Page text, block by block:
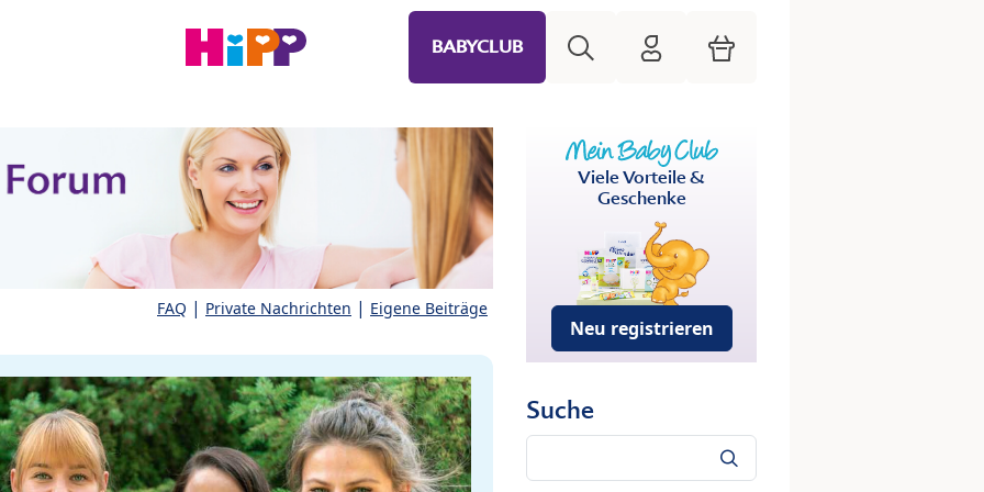
BABYCLUB HiPP Mein Babyclub
Warenkorb
FAQ | Private Nachrichten | Eigene Beiträge
Viele Vorteile &
Geschenke
Neu registrieren
Suche